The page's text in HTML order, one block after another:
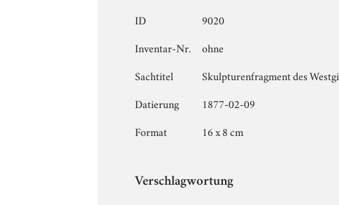
ID
9020
Inventar-Nr.
ohne
Sachtitel
Skulpturenfragment des
Datierung
1877-02-09
Format
16 x 8 cm
Verschlagwortung